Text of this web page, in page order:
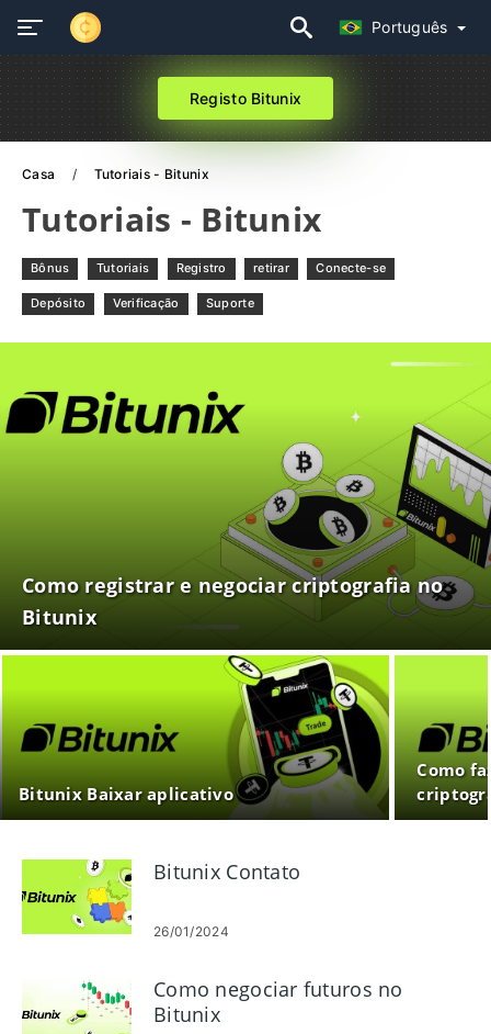
Português
Registo Bitunix
Casa Tutoriais - Bitunix
Tutoriais - Bitunix
Bônus Tutoriais Registro retirar Conecte-se
Depósito Verificação Suporte
Como registrar e negociar criptografia no
Bitunix
Bitunix Baixar aplicativo
Como
Bitunix Contato
26/01/2024
Como negociar futuros no
Bitunix